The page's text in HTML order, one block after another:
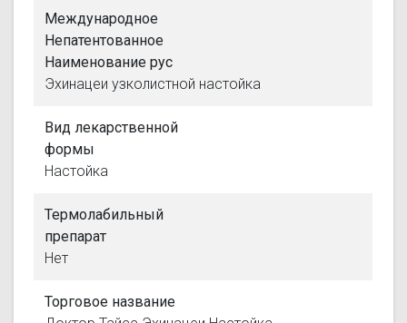
Международное
Непатентованное
Наименование рус
Эхинацеи узколистной настойка
Вид лекарственной
формы
Настойка
Термолабильный
препарат
Нет
Торговое название